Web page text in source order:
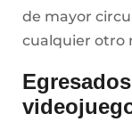
formación
Benemérita
humanista y
identificar las